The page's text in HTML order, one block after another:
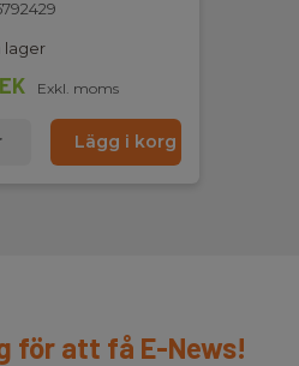
lager
Exkl. moms
Lägg i korg
för att få E-News!